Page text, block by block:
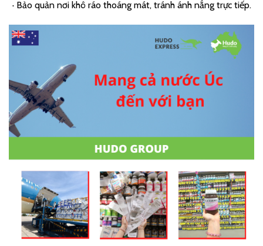
· Bảo quản nơi khô ráo thoáng mát, tránh ánh nắng trực tiếp.